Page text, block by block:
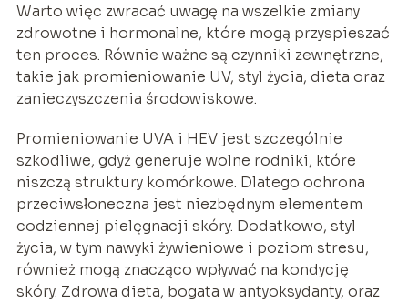
Warto więc zwracać uwagę na wszelkie zmiany
zdrowotne i hormonalne, które mogą przyspieszać
ten proces. Równie ważne są czynniki zewnętrzne,
takie jak promieniowanie UV, styl życia, dieta oraz
zanieczyszczenia środowiskowe.
Promieniowanie UVA i HEV jest szczególnie
szkodliwe, gdyż generuje wolne rodniki, które
niszczą struktury komórkowe. Dlatego ochrona
przeciwsłoneczna jest niezbędnym elementem
codziennej pielęgnacji skóry. Dodatkowo, styl
życia, w tym nawyki żywieniowe i poziom stresu,
również mogą znacząco wpływać na kondycję
skóry. Zdrowa dieta, bogata w antyoksydanty, oraz